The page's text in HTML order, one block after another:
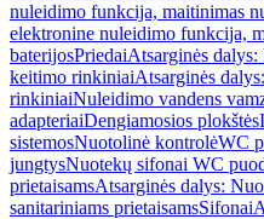
nuleidimo funkcija, maitinimas
elektronine nuleidimo funkcija,
baterijosPriedaiAtsarginės dalys:
keitimo rinkiniaiAtsarginės
rinkiniaiNuleidimo vandens
adapteriaiDengiamosios plokštės
sistemosNuotolinė kontrolėWC
jungtysNuotekų sifonai WC
prietaisamsAtsarginės dalys:
sanitariniams prietaisamsSifonai